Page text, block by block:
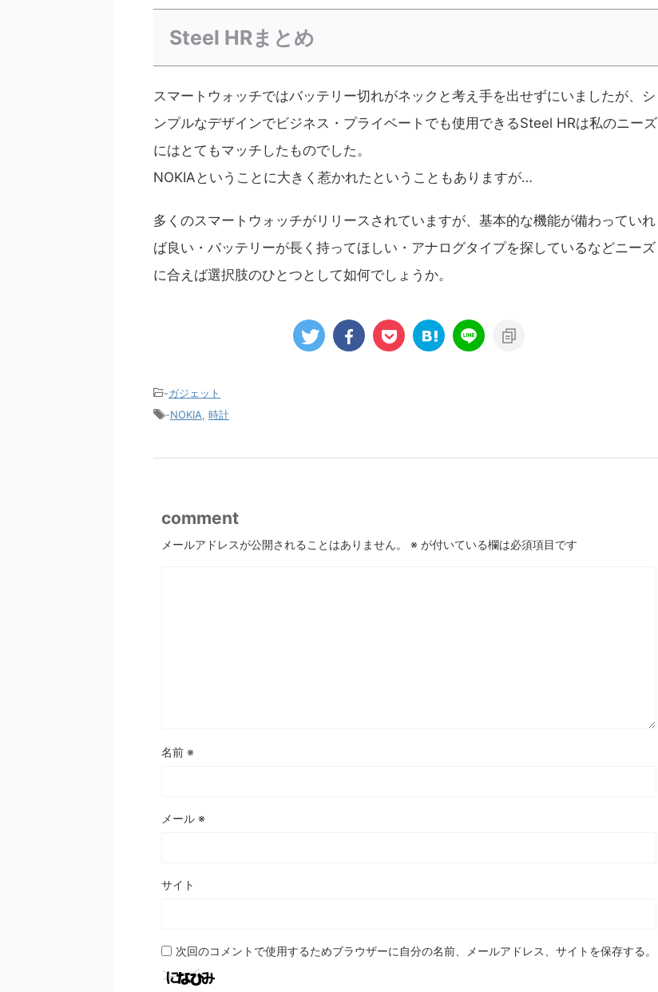
Steel HRまとめ
スマートウォッチではバッテリー切れがネックと考え手を出せずにいましたが、シ
ンプルなデザインでビジネス・プライベートでも使用できるSteel HRは私のニーズ
にはとてもマッチしたものでした。
NOKIAということに大きく惹かれたということもありますが…
多くのスマートウォッチがリリースされていますが、基本的な機能が備わっていれ
ば良い・バッテリーが長く持ってほしい・アナログタイプを探しているなどニーズ
に合えば選択肢のひとつとして如何でしょうか。
-ガジェット
-NOKIA 時計
comment
メールアドレスが公開されることはありません。 ※ が付いている欄は必須項目です
名前 ※
メール ※
サイト
次回のコメントで使用するためブラウザーに自分の名前、メールアドレス、サイトを保存する。